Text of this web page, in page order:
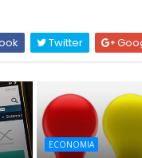
Twitter
ECONOMIA